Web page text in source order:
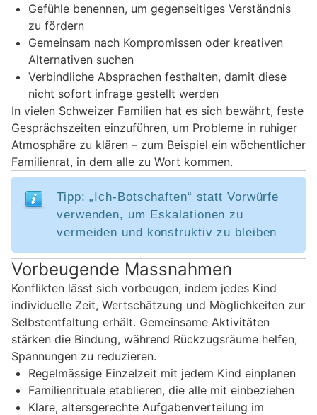
Gefühle benennen, um gegenseitiges Verständnis
zu fördern
Gemeinsam nach Kompromissen oder kreativen
Alternativen suchen
Verbindliche Absprachen festhalten, damit diese
nicht sofort infrage gestellt werden
In vielen Schweizer Familien hat es sich bewährt, feste
Gesprächszeiten einzuführen, um Probleme in ruhiger
Atmosphäre zu klären – zum Beispiel ein wöchentlicher
Familienrat, in dem alle zu Wort kommen.
Tipp: „Ich-Botschaften“ statt Vorwürfe
verwenden, um Eskalationen zu
vermeiden und konstruktiv zu bleiben
Vorbeugende Massnahmen
Konflikten lässt sich vorbeugen, indem jedes Kind
individuelle Zeit, Wertschätzung und Möglichkeiten zur
Selbstentfaltung erhält. Gemeinsame Aktivitäten
stärken die Bindung, während Rückzugsräume helfen,
Spannungen zu reduzieren.
Regelmässige Einzelzeit mit jedem Kind einplanen
Familienrituale etablieren, die alle mit einbeziehen
Klare, altersgerechte Aufgabenverteilung im